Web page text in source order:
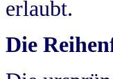
erlaubt.
Die